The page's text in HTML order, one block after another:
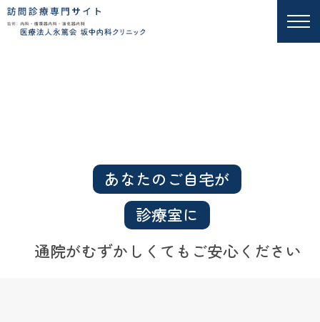
あなたのご自宅が
診療室に
通院がむずかしくてもご安心ください